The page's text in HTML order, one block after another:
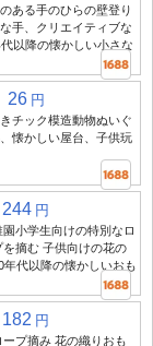
ある手のひらの壁登り
手、クリエイティブな
以降の懐かしい小さな
26 円
チック模造動物ぬいぐ
懐かしい屋台、子供玩
244 円
小学生向けの特別なロ
を摘む 子供向けの花の
年代以降の懐かしいおも
182 円
プ摘み 花の織りおも